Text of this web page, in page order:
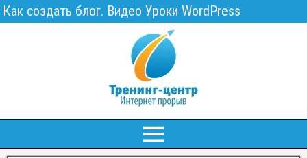
Как создать блог. Видео Уроки WordPress